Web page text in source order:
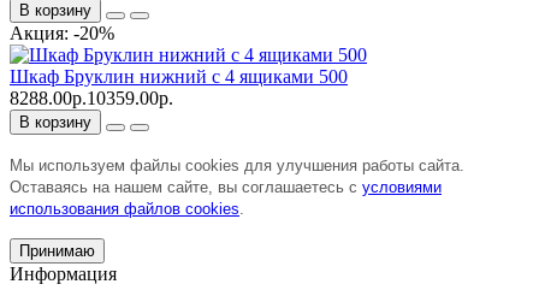
В корзину
Акция: -20%
Шкаф Бруклин нижний с 4 ящиками 500
8288.00р.10359.00р.
В корзину
Мы используем файлы cookies для улучшения работы сайта.
Оставаясь на нашем сайте, вы соглашаетесь с условиями
использования файлов cookies.
Принимаю
Информация